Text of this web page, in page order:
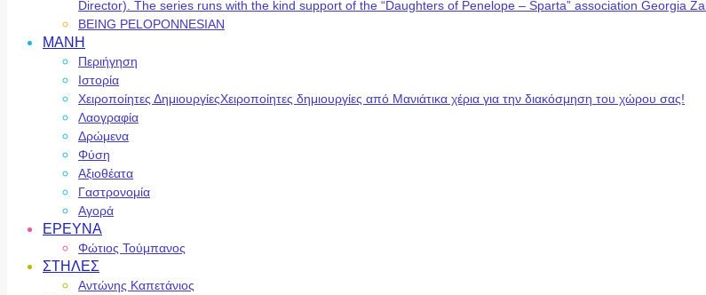
Director). The series runs with the kind support of the “Daughters of Penelope – Sparta” association Georgia
BEING PELOPONNESIAN
ΜΑΝΗ
Περιήγηση
Ιστορία
Χειροποίητες ΔημιουργίεςΧειροποίητες δημιουργίες από Μανιάτικα χέρια για την διακόσμηση του χώρου σας!
Λαογραφία
Δρώμενα
Φύση
Αξιοθέατα
Γαστρονομία
Αγορά
ΕΡΕΥΝΑ
Φώτιος Τούμπανος
ΣΤΗΛΕΣ
Αντώνης Καπετάνιος